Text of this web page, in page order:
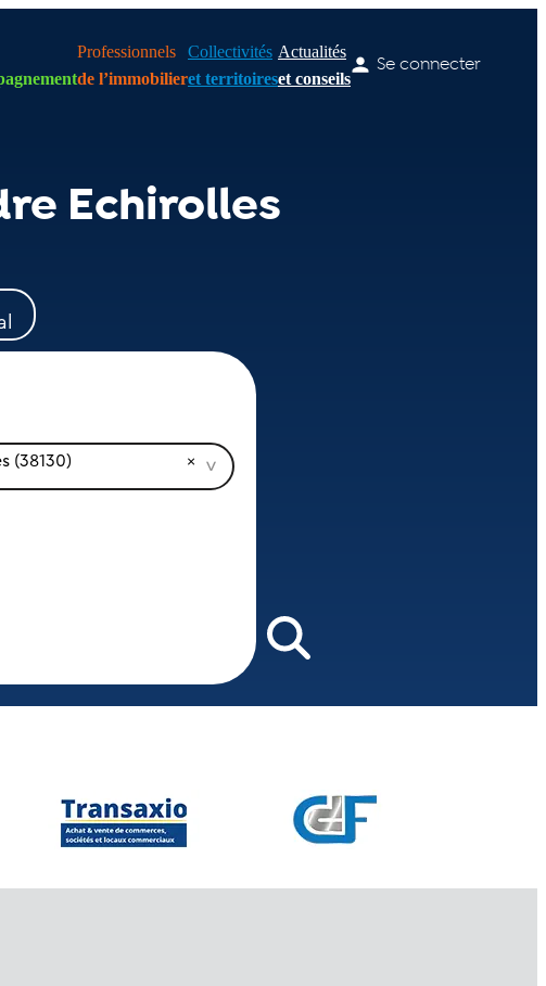
Professionnels
de l’immobilier
Collectivités
et territoires
Actualités
et conseils
Se connecter
Echirolles
(38130)